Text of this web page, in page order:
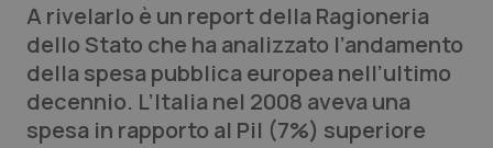
Lettere al direttore
Edizioni Regionali
A rivelarlo è un report della Ragioneria
dello Stato che ha analizzato l’andamento
della spesa pubblica europea nell’ultimo
decennio. L’Italia nel 2008 aveva una
spesa in rapporto al Pil (7%) superiore